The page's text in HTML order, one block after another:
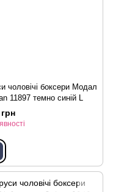
чоловічі боксери Модал
11897 темно синій L